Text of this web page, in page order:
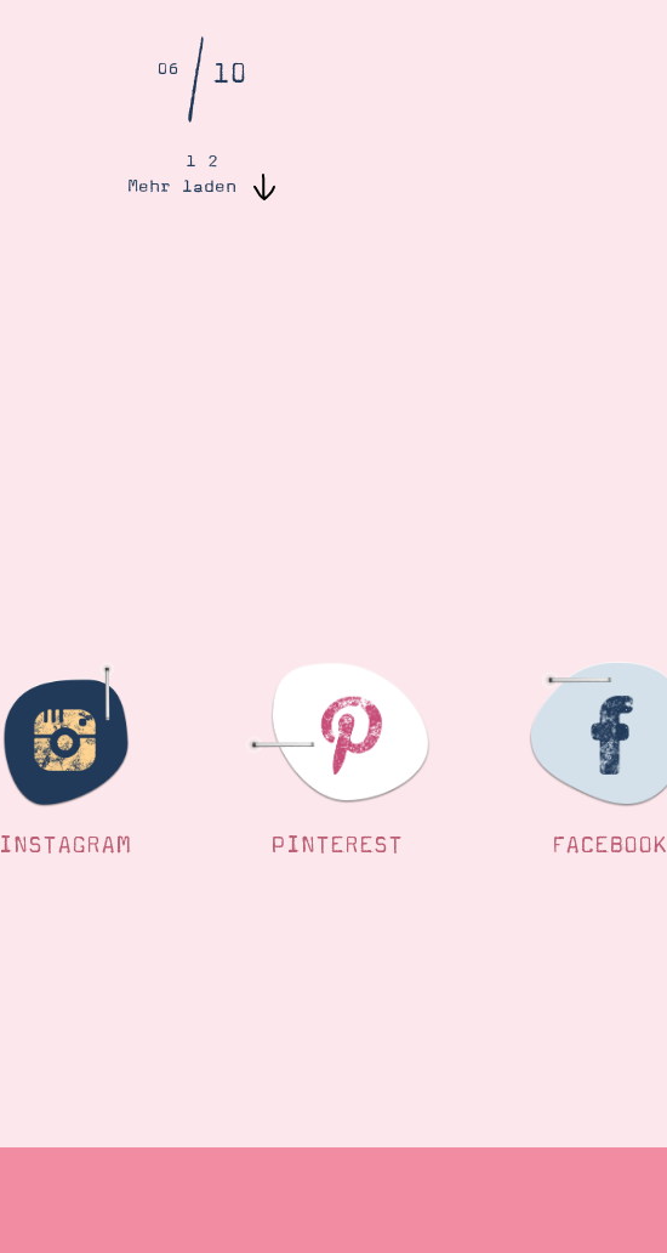
06/10
1
2
Mehr laden
INSTAGRAM PINTEREST FACEBOOK